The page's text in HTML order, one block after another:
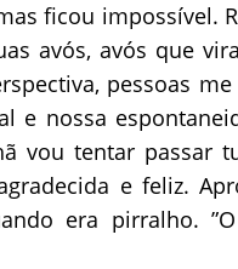
ficou impossível.
avós, avós que
pessoas
e nossa
vou tentar passar
e feliz.
era pirralho.